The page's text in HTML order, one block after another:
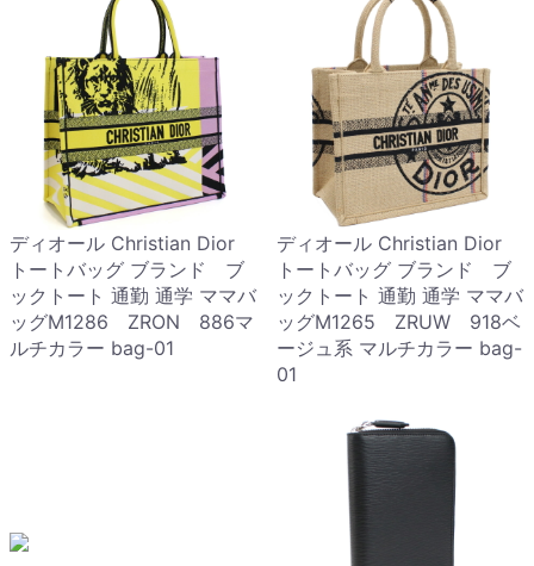
ディオール Christian Dior
トートバッグ ブランド ブ
ックトート 通勤 通学 ママバ
ッグM1286 ZRON 886マ
ルチカラー bag-01
ディオール Christian Dior
トートバッグ ブランド ブ
ックトート 通勤 通学 ママバ
ッグM1265 ZRUW 918ベ
ージュ系 マルチカラー bag-
01